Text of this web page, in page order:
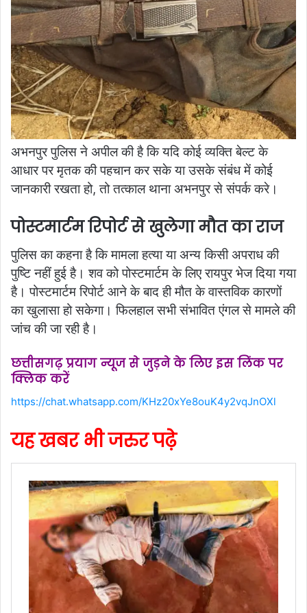
अभनपुर पुलिस ने अपील की है कि यदि कोई व्यक्ति बेल्ट के
आधार पर मृतक की पहचान कर सके या उसके संबंध में कोई
जानकारी रखता हो, तो तत्काल थाना अभनपुर से संपर्क करे।
पोस्टमार्टम रिपोर्ट से खुलेगा मौत का राज
पुलिस का कहना है कि मामला हत्या या अन्य किसी अपराध की
पुष्टि नहीं हुई है। शव को पोस्टमार्टम के लिए रायपुर भेज दिया गया
है। पोस्टमार्टम रिपोर्ट आने के बाद ही मौत के वास्तविक कारणों
का खुलासा हो सकेगा। फिलहाल सभी संभावित एंगल से मामले की
जांच की जा रही है।
छत्तीसगढ़ प्रयाग न्यूज से जुड़ने के लिए इस लिंक पर
क्लिक करें
https://chat.whatsapp.com/KHz20xYe8ouK4y2vqJnOXl
यह खबर भी जरुर पढ़े